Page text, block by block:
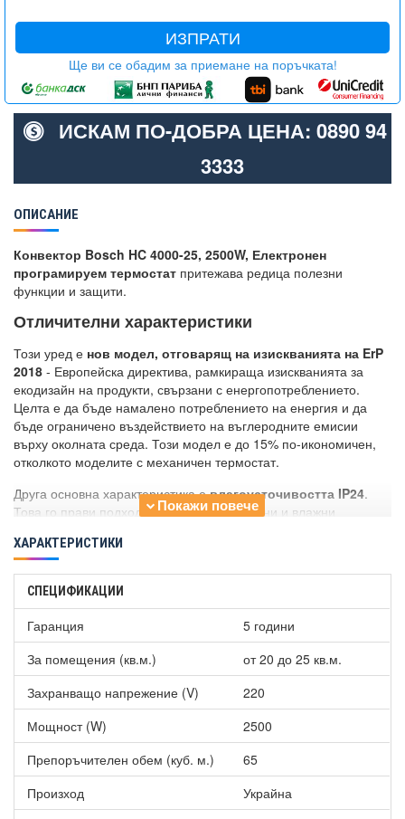
ИЗПРАТИ
Ще ви се обадим за приемане на поръчката!
ИСКАМ ПО-ДОБРА ЦЕНА: 0890 94
3333
ОПИСАНИЕ
Конвектор Bosch HC 4000-25, 2500W, Електронен
програмируем термостат притежава редица полезни
функции и защити.
Отличителни характеристики
Този уред е нов модел, отговарящ на изискванията на ErP
2018 - Европейска директива, рамкираща изискванията за
екодизайн на продукти, свързани с енергопотреблението.
Целта е да бъде намалено потреблението на енергия и да
бъде ограничено въздействието на въглеродните емисии
върху околната среда. Този модел е до 15% по-икономичен,
отколкото моделите с механичен термостат.
Друга основна характеристика евлагоусточивостта IP24.
Това го прави подходящ за употреба в бани и влажни
се мокри директно!
За какво служатседмичната програма и таймерът?
Седмичната програма е за индивидуални нужди и еко режим,
определено време.
Конвектор Bosch HC 4000-25, 2500W, Електронен
разполага със следните защити:
Защита от прегряване - не е нужен рестарт.
Защита срещу преобръщане - в случай, че конвекторът
падне, нагряването спира.
Заключване на клавиатурата - не може да се използва
от неоторизирано лице.
Защита от замръзване - фиксирано на 7°С.
ХАРАКТЕРИСТИКИ
СПЕЦИФИКАЦИИ
Гаранция
5 години
За помещения (кв.м.)
от 20 до 25 кв.м.
Захранващо напрежение (V)
220
Мощност (W)
2500
Препоръчителен обем (куб. м.)
65
Произход
Украйна